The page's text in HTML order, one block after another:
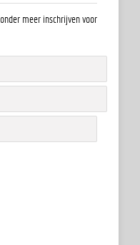
meer inschrijven voor